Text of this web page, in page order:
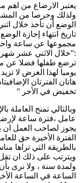
يعتبر الارضاع من اهم
ولذلك وحرصا من
الوضع أن تأخذ خلال
تاريخ انتهاء إجازة
:”خلال الاثني عشر شهرا
ترضع طفلها فضلا عن
يوميا لهذا الغرض لا
هاتان الفترتان
تخفيض في الأجر ”
وبالتالي تمنح العاملة
عامل ،فترة ساعة
يجوز لصاحب العمل ان
الفترة الأخيرة حق
بالطريقة التي تراها
ويترتب على ذلك ان
ولمدة سنة ، ولا نرى
الساعة في الساعة